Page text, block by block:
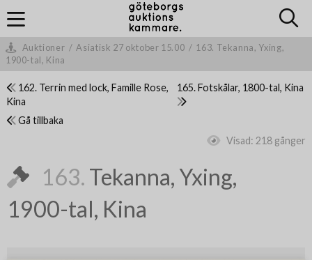
Auktioner / Asiatisk 27 oktober 15.00 / 163. Tekanna, Yxing,
1900-tal, Kina
162. Terrin med lock, Famille Rose,
Kina
165. Fotskålar, 1800-tal, Kina
Gå tillbaka
Visad: 218 gånger
163. Tekanna, Yxing,
1900-tal, Kina